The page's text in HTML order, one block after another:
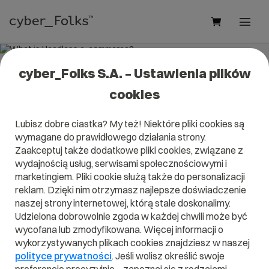
What is Headless e-commerce?
It will help you better understand what exactly it is
Headless e-commerceand what is the meaning to you in
everyday use.
A B C D E F G H
I
J
K L M N O P Q
S
T U V W X Y Z
cyber_Folks S.A. – Ustawienia plików
cookies
Lubisz dobre ciastka? My też! Niektóre pliki cookies są
wymagane do prawidłowego działania strony.
Zaakceptuj także dodatkowe pliki cookies, związane z
wydajnością usług, serwisami społecznościowymi i
marketingiem. Pliki cookie służą także do personalizacji
reklam. Dzięki nim otrzymasz najlepsze doświadczenie
naszej strony internetowej, którą stale doskonalimy.
Udzielona dobrowolnie zgoda w każdej chwili może być
wycofana lub zmodyfikowana. Więcej informacji o
wykorzystywanych plikach cookies znajdziesz w naszej
polityce prywatności. Jeśli wolisz określić swoje